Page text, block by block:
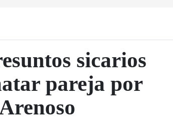
sicarios
pareja por